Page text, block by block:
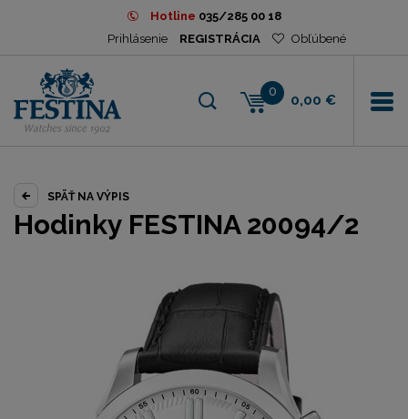
Hotline 035/285 00 18
Prihlásenie
REGISTRÁCIA Obľúbené
0
0,00 €
SPÄŤ NA VÝPIS
Hodinky FESTINA 20094/2